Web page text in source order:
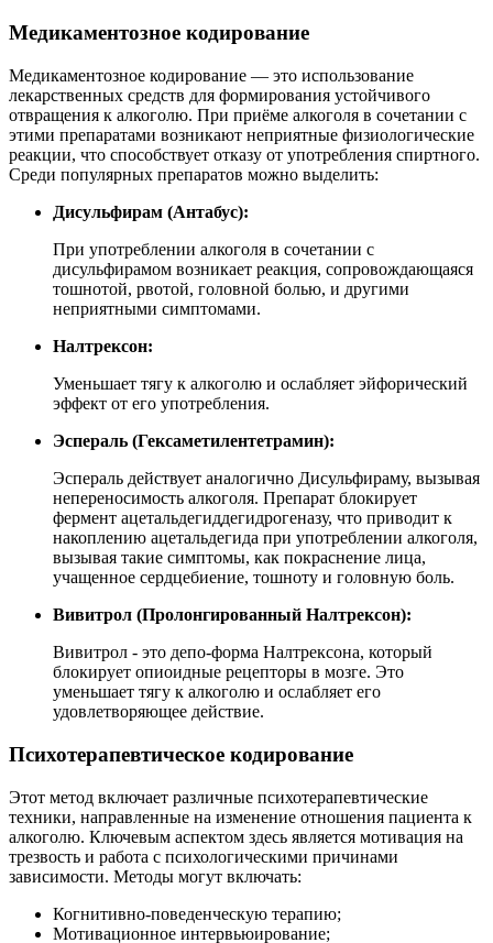
Медикаментозное кодирование
Медикаментозное кодирование — это использование
лекарственных средств для формирования устойчивого
отвращения к алкоголю. При приёме алкоголя в сочетании с
этими препаратами возникают неприятные физиологические
реакции, что способствует отказу от употребления спиртного.
Среди популярных препаратов можно выделить:
Дисульфирам (Антабус):
При употреблении алкоголя в сочетании с
дисульфирамом возникает реакция, сопровождающаяся
тошнотой, рвотой, головной болью, и другими
неприятными симптомами.
Налтрексон:
Уменьшает тягу к алкоголю и ослабляет эйфорический
эффект от его употребления.
Эспераль (Гексаметилентетрамин):
Эспераль действует аналогично Дисульфираму, вызывая
непереносимость алкоголя. Препарат блокирует
фермент ацетальдегиддегидрогеназу, что приводит к
накоплению ацетальдегида при употреблении алкоголя,
вызывая такие симптомы, как покраснение лица,
учащенное сердцебиение, тошноту и головную боль.
Вивитрол (Пролонгированный Налтрексон):
Вивитрол - это депо-форма Налтрексона, который
блокирует опиоидные рецепторы в мозге. Это
уменьшает тягу к алкоголю и ослабляет его
удовлетворяющее действие.
Психотерапевтическое кодирование
Этот метод включает различные психотерапевтические
техники, направленные на изменение отношения пациента к
алкоголю. Ключевым аспектом здесь является мотивация на
трезвость и работа с психологическими причинами
зависимости. Методы могут включать:
Когнитивно-поведенческую терапию;
Мотивационное интервьюирование;